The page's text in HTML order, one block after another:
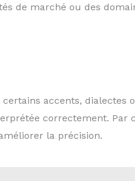
de marché ou des
accents, dialectes
correctement. Par
la précision.